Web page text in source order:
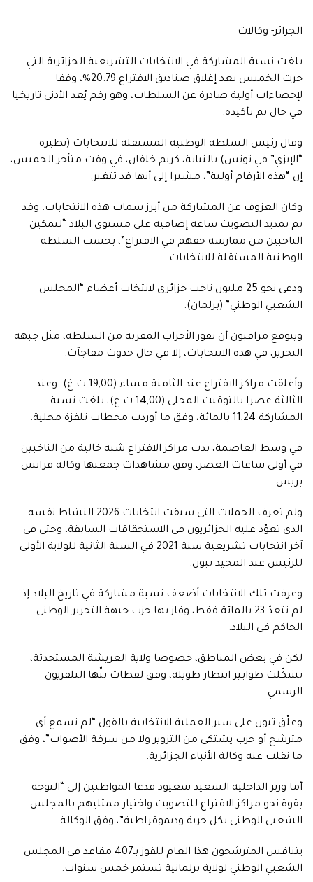
الجزائر- وكالات
بلغت نسبة المشاركة في الانتخابات التشريعية الجزائرية التي
جرت الخميس بعد إغلاق صناديق الاقتراع 20.79%، وفقا
لإحصاءات أولية صادرة عن السلطات، وهو رقم يُعد الأدنى تاريخيا
في حال تم تأكيده.
وقال رئيس السلطة الوطنية المستقلة للانتخابات (نظيرة
“الإيزي” في تونس) بالنيابة، كريم خلفان، في وقت متأخر الخميس،
إن “هذه الأرقام أولية”، مشيرا إلى أنها قد تتغير.
وكان العزوف عن المشاركة من أبرز سمات هذه الانتخابات. وقد
تم تمديد التصويت ساعة إضافية على مستوى البلاد “لتمكين
الناخبين من ممارسة حقهم في الاقتراع”، بحسب السلطة
الوطنية المستقلة للانتخابات.
ودعي نحو 25 مليون ناخب جزائري لانتخاب أعضاء “المجلس
الشعبي الوطني” (برلمان).
ويتوقع مراقبون أن تفوز الأحزاب المقربة من السلطة، مثل جبهة
التحرير، في هذه الانتخابات، إلا في حال حدوث مفاجآت.
وأغلقت مراكز الاقتراع عند الثامنة مساء (19,00 ت غ). وعند
الثالثة عصرا بالتوقيت المحلي (14,00 ت غ)، بلغت نسبة
المشاركة 11,24 بالمائة، وفق ما أوردت محطات تلفزة محلية.
في وسط العاصمة، بدت مراكز الاقتراع شبه خالية من الناخبين
في أولى ساعات العصر، وفق مشاهدات جمعتها وكالة فرانس
بريس.
ولم تعرف الحملات التي سبقت انتخابات 2026 النشاط نفسه
الذي تعوّد عليه الجزائريون في الاستحقاقات السابقة، وحتى في
آخر انتخابات تشريعية سنة 2021 في السنة الثانية للولاية الأولى
للرئيس عبد المجيد تبون.
وعرفت تلك الانتخابات أضعف نسبة مشاركة في تاريخ البلاد إذ
لم تتعدّ 23 بالمائة فقط، وفاز بها حزب جبهة التحرير الوطني
الحاكم في البلاد.
لكن في بعض المناطق، خصوصا ولاية العريشة المستحدثة،
تشكّلت طوابير انتظار طويلة، وفق لقطات بثّها التلفزيون
الرسمي.
وعلّق تبون على سير العملية الانتخابية بالقول “لم نسمع أي
مترشح أو حزب يشتكي من التزوير ولا من سرقة الأصوات”، وفق
ما نقلت عنه وكالة الأنباء الجزائرية.
أما وزير الداخلية السعيد سعيود فدعا المواطنين إلى “التوجه
بقوة نحو مراكز الاقتراع للتصويت واختيار ممثليهم بالمجلس
الشعبي الوطني بكل حرية وديموقراطية”، وفق الوكالة.
يتنافس المترشحون هذا العام للفوز بـ407 مقاعد في المجلس
الشعبي الوطني لولاية برلمانية تستمر خمس سنوات.